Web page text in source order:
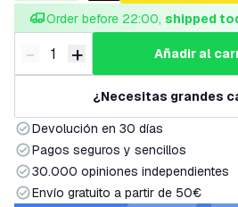
Order before 22:00, shipped
Disminuir cantidad
- Aumentar cantidad
+ añadir al
¿Necesitas grandes
Devolución en 30 días
Pagos seguros y sencillos
30.000 opiniones independientes
Envío gratuito a partir de 50€